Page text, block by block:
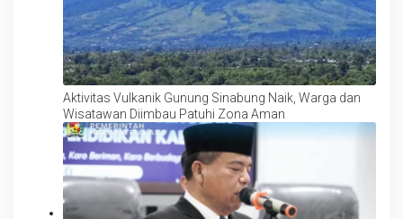
Aktivitas Vulkanik Gunung Sinabung Naik, Warga dan
Wisatawan Diimbau Patuhi Zona Aman